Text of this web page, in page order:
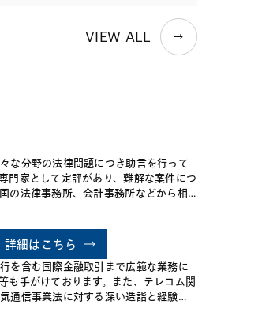
総合的な助言を提供し、企業の成長
を支援します。中国や英語圏の投資
家から資金調達する場合などには、
VIEW ALL
な分野の法律問題につき助言を行って
門家として定評があり、難解な案件につ
の法律事務所、会計事務所などから相
詳細はこちら
を含む国際金融取引まで広範な業務に
も手がけております。また、テレコム関
通信事業法に対する深い造詣と経験を